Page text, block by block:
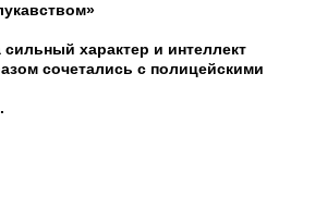
характер и интеллект
сочетались с полицейскими